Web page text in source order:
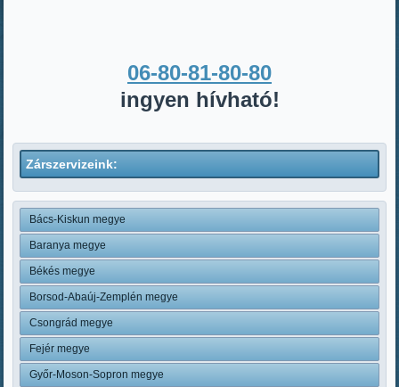
06-80-81-80-80
ingyen hívható!
Zárszervizeink:
Bács-Kiskun megye
Baranya megye
Békés megye
Borsod-Abaúj-Zemplén megye
Csongrád megye
Fejér megye
Győr-Moson-Sopron megye